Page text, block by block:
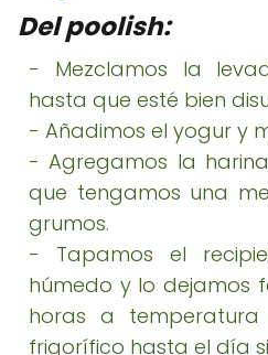
Del poolish:
- Mezclamos la
hasta que esté bien
- Añadimos el yogur y
- Agregamos la
que tengamos una
grumos.
- Tapamos el
húmedo y lo dejamos
horas a
frigorífico hasta el día